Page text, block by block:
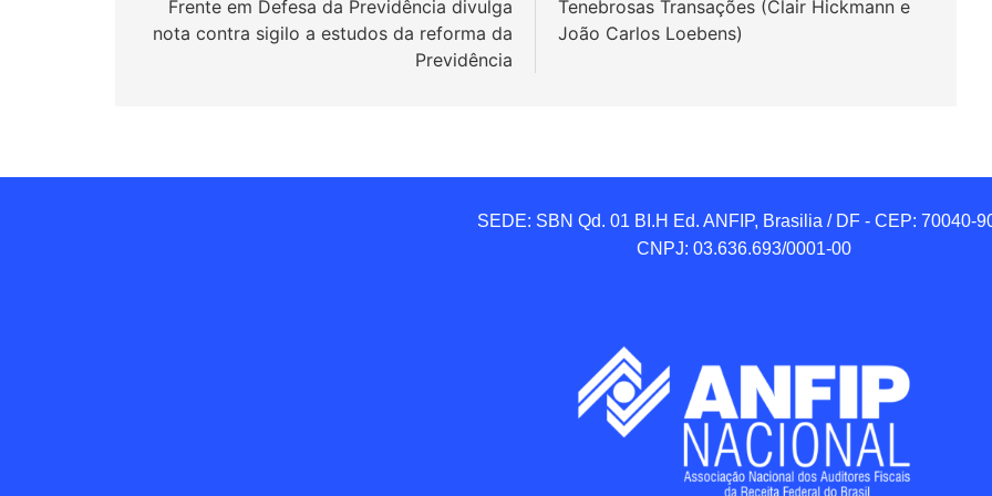
Post
Frente em Defesa da Previdência divulga
nota contra sigilo a estudos da reforma da
Previdência
Tenebrosas Transações (Clair Hickmann e
João Carlos Loebens)
SEDE: SBN Qd. 01 BI.H Ed. ANFIP, Brasilia / DF - CEP: 70040-
CNPJ: 03.636.693/0001-00